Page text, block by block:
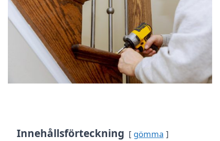
Innehållsförteckning gömma